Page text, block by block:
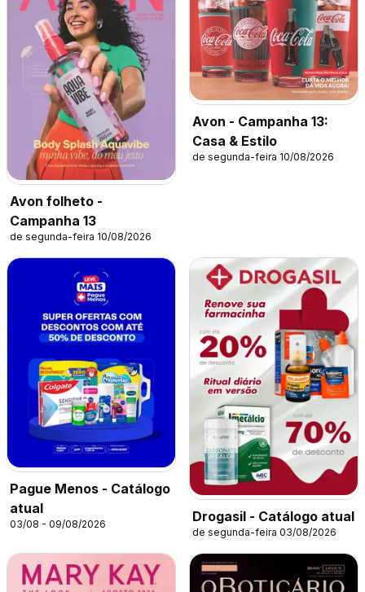
Avon folheto -
Campanha 13
de segunda-feira 10/08/2026
Avon - Campanha 13:
Casa & Estilo
de segunda-feira 10/08/2026
Pague Menos - Catálogo
atual
03/08 - 09/08/2026
Drogasil - Catálogo atual
de segunda-feira 03/08/2026